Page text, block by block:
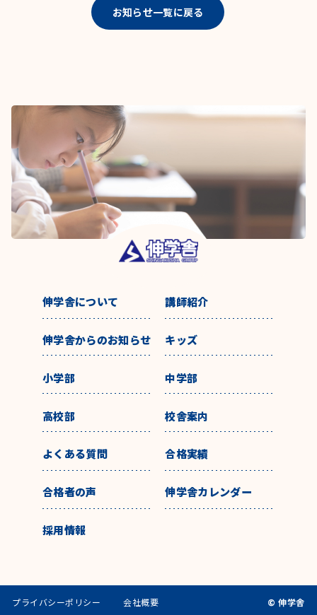
お知らせ一覧に戻る
伸学舎について 講師紹介
伸学舎からのお知らせ キッズ
小学部 中学部
高校部 校舎案内
よくある質問 合格実績
合格者の声 伸学舎カレンダー
採用情報
プライバシーポリシー 会社概要 © 伸学舎